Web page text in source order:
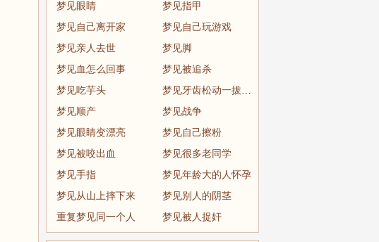
梦见眼睛
梦见指甲
梦见自己离开家
梦见自己玩游戏
梦见亲人去世
梦见脚
梦见血怎么回事
梦见被追杀
梦见吃芋头
梦见牙齿松动一拔就掉
梦见顺产
梦见战争
梦见眼睛变漂亮
梦见自己擦粉
梦见被咬出血
梦见很多老同学
梦见手指
梦见年龄大的人怀孕
梦见从山上摔下来
梦见别人的阴茎
重复梦见同一个人
梦见被人捉奸